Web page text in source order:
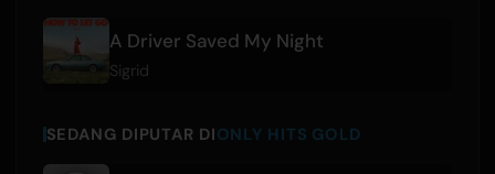
A Driver Saved My Night
Sigrid
SEDANG DIPUTAR DIONLY HITS GOLD